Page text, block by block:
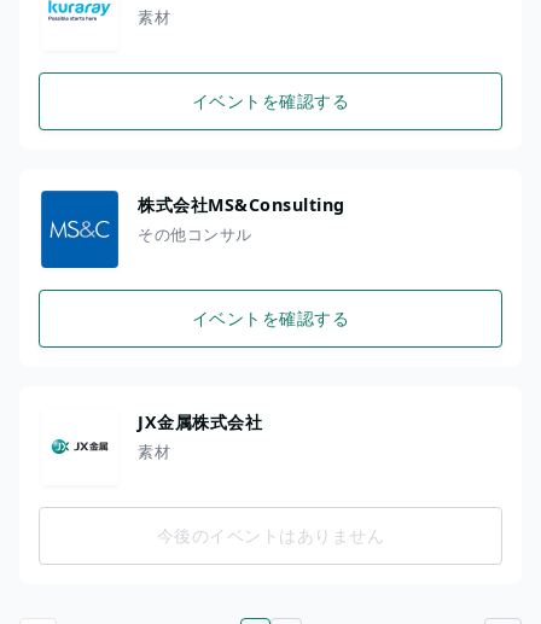
素材
イベントを確認する
株式会社MS&Consulting
その他コンサル
イベントを確認する
JX金属株式会社
素材
今後のイベントはありません